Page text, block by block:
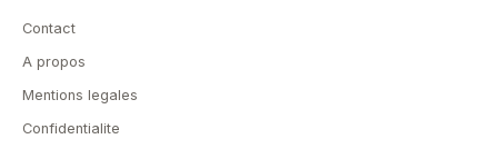
Contact
A propos
Mentions legales
Confidentialite